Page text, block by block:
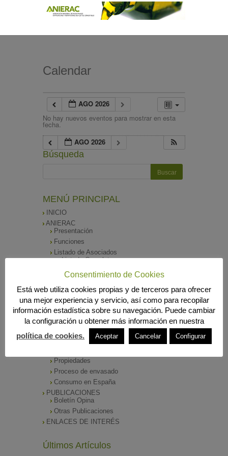
Calendar
AGO 2026
No hay nuevos eventos para mostrar en esta
fecha.
AGO 2026
Búsqueda
MENÚ PRINCIPAL
INICIO
ANIERAC
Presentación
Funciones
Listado de Asociados
Listado Completo
Como asociarse
SALA DE PRENSA
Notas de Prensa
Archivos Corporativos
GALERÍA DE IMÁGENES
CONTACTO
ENVASADO DE ACEITE
Propiedades
Proceso de envasado
Consumo en España
PUBLICACIONES
Boletín Opina
Otras Publicaciones
ENLACES DE INTERÉS
Últimos Artículos
Consentimiento de Cookies
Está web utiliza cookies propias y de terceros para ofrecer
una mejor experiencia y servicio, así como para recopilar
información estadística sobre su navegación. Puede cambiar
la configuración u obtener más información en nuestra
política de cookies.
Aceptar Cancelar Configurar